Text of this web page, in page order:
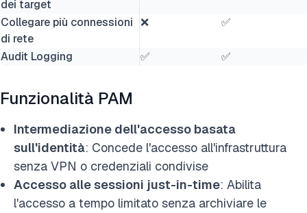
dei target
Collegare più connessioni
di rete
❌ ✅
Audit Logging ✅ ✅
Funzionalità PAM
Intermediazione dell'accesso basata
sull'identità: Concede l'accesso all'infrastruttura
senza VPN o credenziali condivise
Accesso alle sessioni just-in-time: Abilita
l'accesso a tempo limitato senza archiviare le